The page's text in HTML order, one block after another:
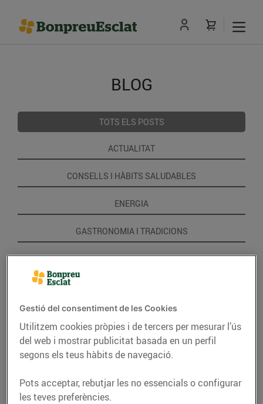
BLOG
TOTS ELS POSTS
ACTUALITAT
CONSELLS I HÀBITS SALUDABLES
ENERGIA
GASTRONOMIA I TRADICIONS
RECEPTES
Gestió del consentiment de les Cookies
Utilitzem cookies pròpies i de tercers per mesurar l’ús
del web i mostrar publicitat basada en un perfil
segons els teus hàbits de navegació.
Pots acceptar, rebutjar les no essencials o configurar
les teves preferències.